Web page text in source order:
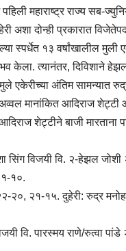
महाराष्ट्र राज्य सब-
अशा दोन्ही प्रकारात
स्पर्धेत १३ वर्षांखालील मुली
त्यानंतर, दिविशाने हेझल
एकेरीच्या अंतिम
मानांकित आदिराज
शेट्टीने बाजी
सिंग विजयी वि. २-हेझल
१०.
२०, २१-१५. दुहेरी: रुद्र
वि. पारस्मय राणे/रुत्वा